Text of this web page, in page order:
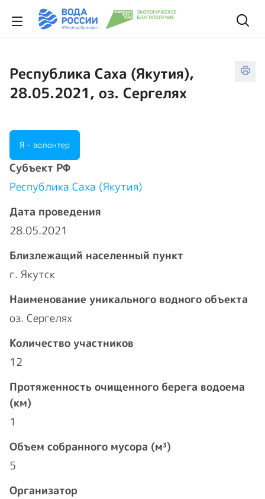
Республика Саха (Якутия),
28.05.2021, оз. Сергелях
Я - волонтер
Cубъект РФ
Республика Саха (Якутия)
Дата проведения
28.05.2021
Близлежащий населенный пункт
г. Якутск
Наименование уникального водного объекта
оз. Сергелях
Количество участников
12
Протяженность очищенного берега водоема
(км)
1
Объем собранного мусора (м³)
5
Организатор